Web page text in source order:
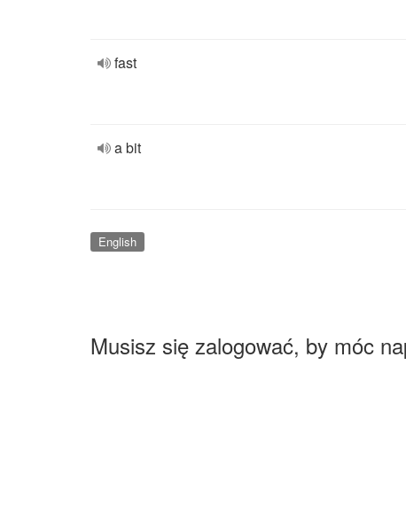
fast
a bit
English
Musisz się zalogować, by móc